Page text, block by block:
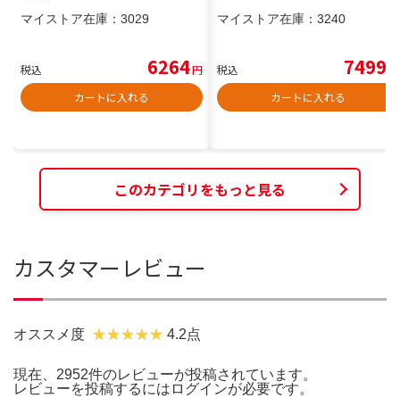
マイストア在庫： 3029
税込 6264円
カートに入れる
マイストア在庫： 3240
税込 7499
カートに入れる
このカテゴリをもっと見る
カスタマーレビュー
オススメ度 4.2点
現在、2952件のレビューが投稿されています。
レビューを投稿するには ログインが必要です。